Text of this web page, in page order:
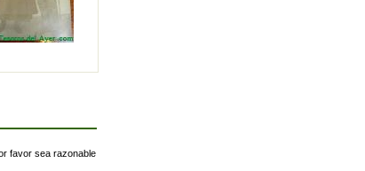
favor sea razonable